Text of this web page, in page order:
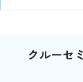
クルーセ